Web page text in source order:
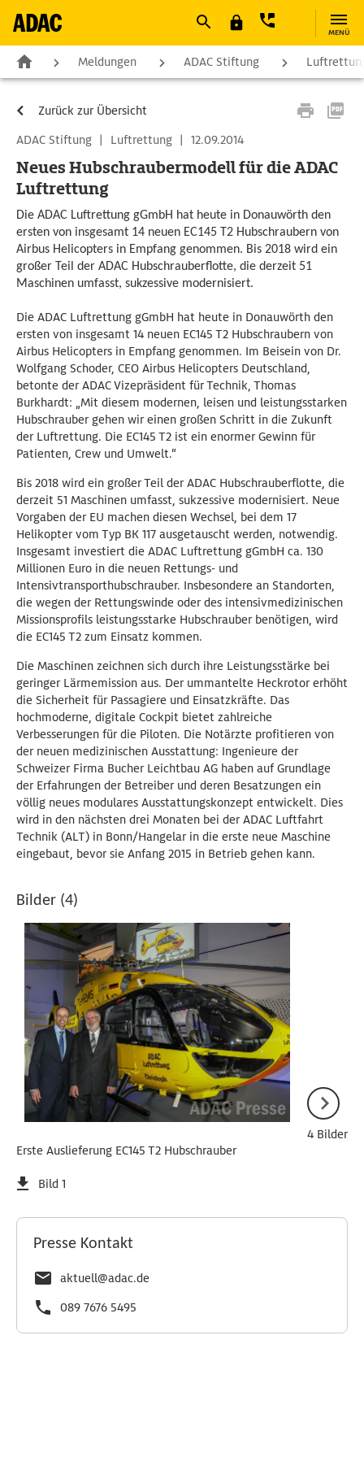
MENÜ
Meldungen ADAC Stiftung
Zurück zur Übersicht
ADAC Stiftung | Luftrettung | 12.09.2014
Neues Hubschraubermodell für die ADAC
Luftrettung
Die ADAC Luftrettung gGmbH hat heute in Donauwörth den
ersten von insgesamt 14 neuen EC145 T2 Hubschraubern von
Airbus Helicopters in Empfang genommen. Bis 2018 wird ein
großer Teil der ADAC Hubschrauberflotte, die derzeit 51
Maschinen umfasst, sukzessive modernisiert.
Die ADAC Luftrettung gGmbH hat heute in Donauwörth den
ersten von insgesamt 14 neuen EC145 T2 Hubschraubern von
Airbus Helicopters in Empfang genommen. Im Beisein von Dr.
Wolfgang Schoder, CEO Airbus Helicopters Deutschland,
betonte der ADAC Vizepräsident für Technik, Thomas
Burkhardt: „Mit diesem modernen, leisen und leistungsstarken
Hubschrauber gehen wir einen großen Schritt in die Zukunft
der Luftrettung. Die EC145 T2 ist ein enormer Gewinn für
Patienten, Crew und Umwelt.“
Bis 2018 wird ein großer Teil der ADAC Hubschrauberflotte, die
derzeit 51 Maschinen umfasst, sukzessive modernisiert. Neue
Vorgaben der EU machen diesen Wechsel, bei dem 17
Helikopter vom Typ BK 117 ausgetauscht werden, notwendig.
Insgesamt investiert die ADAC Luftrettung gGmbH ca. 130
Millionen Euro in die neuen Rettungs- und
Intensivtransporthubschrauber. Insbesondere an Standorten,
die wegen der Rettungswinde oder des intensivmedizinischen
Missionsprofils leistungsstarke Hubschrauber benötigen, wird
die EC145 T2 zum Einsatz kommen.
Die Maschinen zeichnen sich durch ihre Leistungsstärke bei
geringer Lärmemission aus. Der ummantelte Heckrotor erhöht
die Sicherheit für Passagiere und Einsatzkräfte. Das
hochmoderne, digitale Cockpit bietet zahlreiche
Verbesserungen für die Piloten. Die Notärzte profitieren von
der neuen medizinischen Ausstattung: Ingenieure der
Schweizer Firma Bucher Leichtbau AG haben auf Grundlage
der Erfahrungen der Betreiber und deren Besatzungen ein
völlig neues modulares Ausstattungskonzept entwickelt. Dies
wird in den nächsten drei Monaten bei der ADAC Luftfahrt
Technik (ALT) in Bonn/Hangelar in die erste neue Maschine
eingebaut, bevor sie Anfang 2015 in Betrieb gehen kann.
Bilder (4)
Erste Auslieferung EC145 T2 Hubschrauber
Bild 1
4 Bilder
Presse Kontakt
aktuell@adac.de
089 7676 5495